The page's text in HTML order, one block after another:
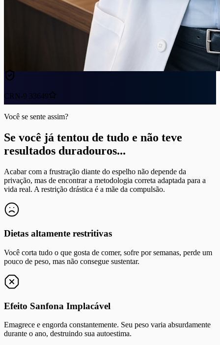
CRN-9 33649
Você se sente assim?
Se você já tentou de tudo e não teve
resultados duradouros...
Acabar com a frustração diante do espelho não depende da
privação, mas de encontrar a metodologia correta adaptada para a
vida real. A restrição drástica é a mãe da compulsão.
Dietas altamente restritivas
Você corta tudo o que gosta de comer, sofre por semanas, perde um
pouco de peso, mas não consegue sustentar.
Efeito Sanfona Implacável
Emagrece e engorda constantemente. Seu peso varia absurdamente
durante o ano, destruindo sua autoestima.